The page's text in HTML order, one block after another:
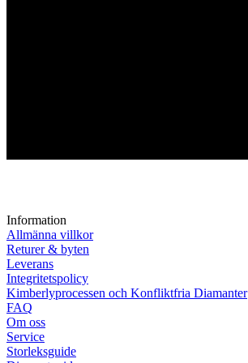
Information
Allmänna villkor
Returer & byten
Leverans
Integritetspolicy
Kimberlyprocessen och Konfliktfria Diamanter
FAQ
Om oss
Service
Storleksguide